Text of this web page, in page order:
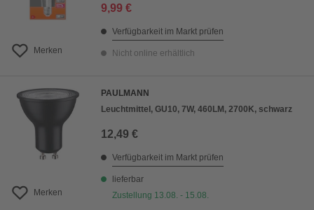
Merken
9,99 €
Verfügbarkeit im Markt prüfen
Nicht online erhältlich
Merken
PAULMANN
Leuchtmittel, GU10, 7W, 460LM, 2700K, schwarz
12,49 €
Verfügbarkeit im Markt prüfen
lieferbar
Zustellung 13.08. - 15.08.